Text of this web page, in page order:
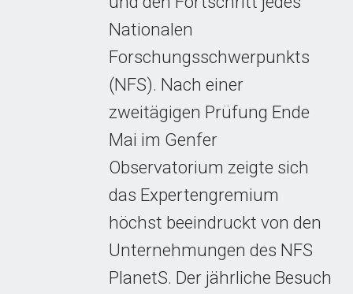
Nationalen
Forschungsschwerpunkts
(NFS). Nach einer
zweitägigen Prüfung Ende
Mai im Genfer
Observatorium zeigte sich
das Expertengremium
höchst beeindruckt von den
Unternehmungen des NFS
PlanetS. Der jährliche Besuch